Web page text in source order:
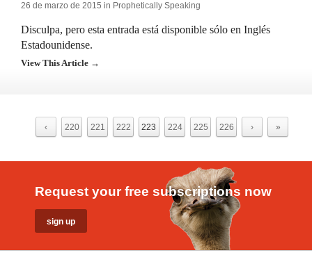
26 de marzo de 2015 in Prophetically Speaking
Disculpa, pero esta entrada está disponible sólo en Inglés
Estadounidense.
View This Article →
‹ 220 221 222 223 224 225 226 › »
Request your free subscriptions now